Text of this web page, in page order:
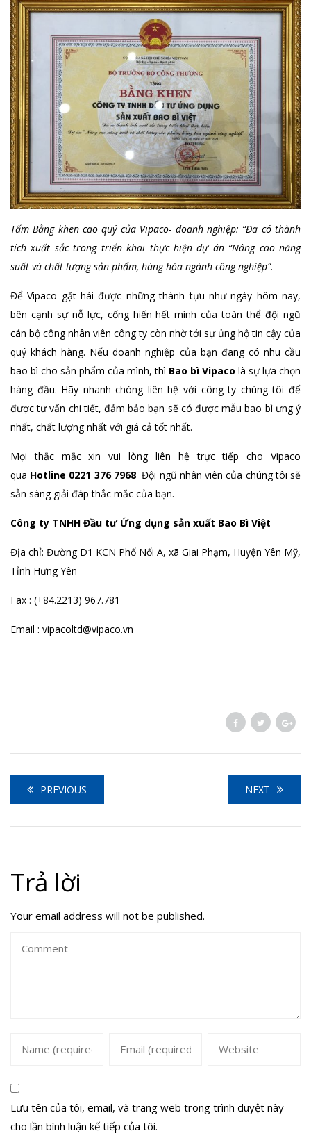
Tấm Bằng khen cao quý của Vipaco- doanh nghiệp: “Đã có thành
tích xuất sắc trong triển khai thực hiện dự án “Nâng cao năng
suất và chất lượng sản phẩm, hàng hóa ngành công nghiệp”.
Để Vipaco gặt hái được những thành tựu như ngày hôm nay,
bên cạnh sự nỗ lực, cống hiến hết mình của toàn thể đội ngũ
cán bộ công nhân viên công ty còn nhờ tới sự ủng hộ tin cậy của
quý khách hàng. Nếu doanh nghiệp của bạn đang có nhu cầu
bao bì cho sản phẩm của mình, thì Bao bì Vipaco là sự lựa chọn
hàng đầu. Hãy nhanh chóng liên hệ với công ty chúng tôi để
được tư vấn chi tiết, đảm bảo bạn sẽ có được mẫu bao bì ưng ý
nhất, chất lượng nhất với giá cả tốt nhất.
Mọi thắc mắc xin vui lòng liên hệ trực tiếp cho Vipaco
qua Hotline 0221 376 7968Đội ngũ nhân viên của chúng tôi sẽ
sẵn sàng giải đáp thắc mắc của bạn.
Công ty TNHH Đầu tư Ứng dụng sản xuất Bao Bì Việt
Địa chỉ: Đường D1 KCN Phố Nối A, xã Giai Phạm, Huyện Yên Mỹ,
Tỉnh Hưng Yên
Fax : (+84.2213) 967.781
Email : vipacoltd@vipaco.vn
PREVIOUS NEXT
Trả lời
Your email address will not be published.
Lưu tên của tôi, email, và trang web trong trình duyệt này
cho lần bình luận kế tiếp của tôi.